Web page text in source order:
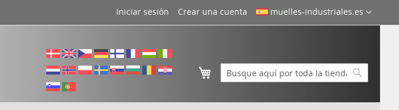
Lenguaje
muelles-industriales.es
Iniciar sesión Crear una cuenta
Mi cesta
Buscar